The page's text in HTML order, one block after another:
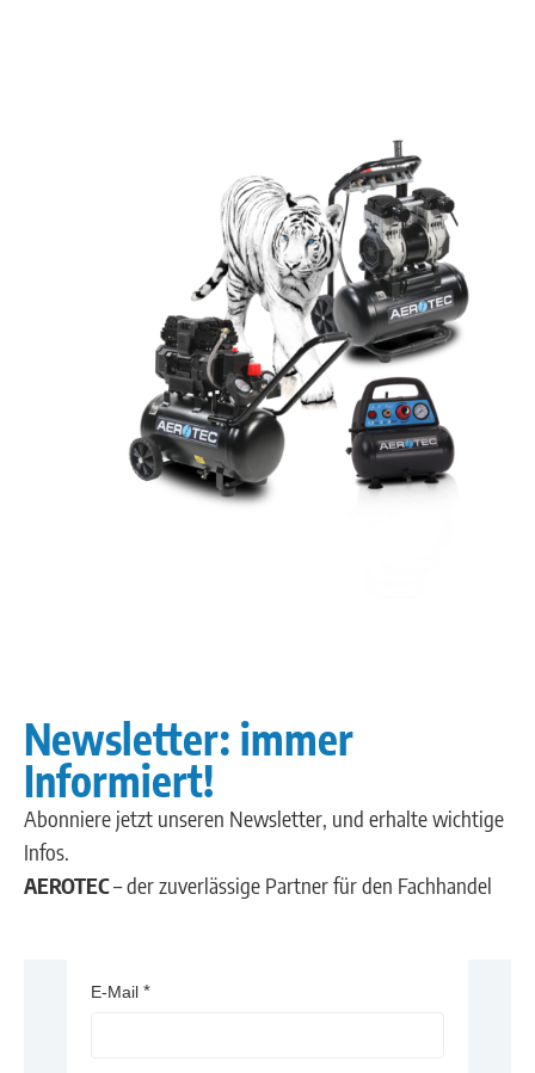
Newsletter: immer
Informiert!
Abonniere jetzt unseren Newsletter, und erhalte wichtige
Infos.
AEROTEC– der zuverlässige Partner für den Fachhandel
E-Mail